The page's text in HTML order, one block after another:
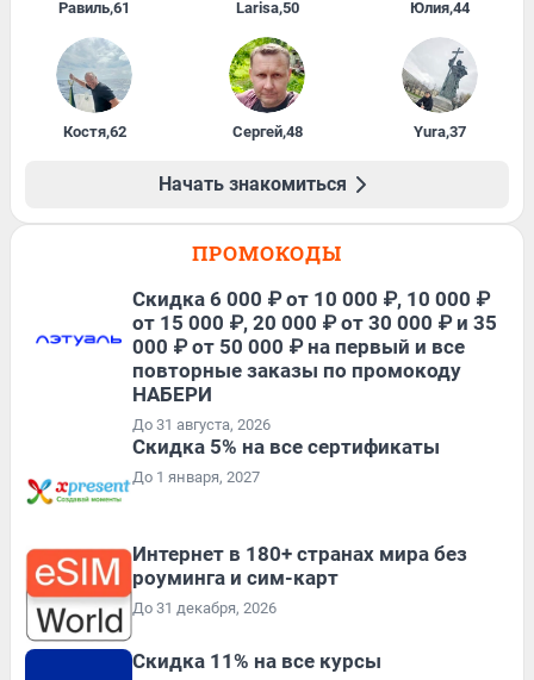
Равиль,61 Larisa,50 Юлия,44
Костя,62 Сергей,48 Yura,37
Начать знакомиться
ПРОМОКОДЫ
Скидка 6 000 ₽ от 10 000 ₽, 10 000 ₽
от 15 000 ₽, 20 000 ₽ от 30 000 ₽ и 35
000 ₽ от 50 000 ₽ на первый и все
повторные заказы по промокоду
НАБЕРИ
До 31 августа, 2026
Скидка 5% на все сертификаты
До 1 января, 2027
Интернет в 180+ странах мира без
роуминга и сим-карт
До 31 декабря, 2026
Скидка 11% на все курсы